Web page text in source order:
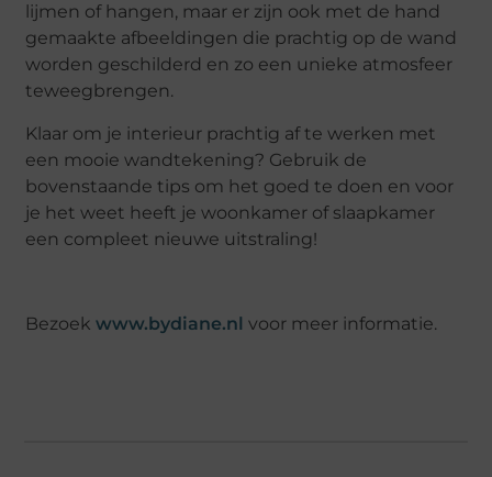
lijmen of hangen, maar er zijn ook met de hand
gemaakte afbeeldingen die prachtig op de wand
worden geschilderd en zo een unieke atmosfeer
teweegbrengen.
Klaar om je interieur prachtig af te werken met
een mooie wandtekening? Gebruik de
bovenstaande tips om het goed te doen en voor
je het weet heeft je woonkamer of slaapkamer
een compleet nieuwe uitstraling!
Bezoekwww.bydiane.nl voor meer informatie.